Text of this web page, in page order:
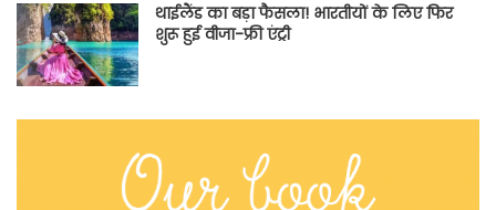
थाईलैंड का बड़ा फैसला! भारतीयों के लिए फिर
शुरू हुई वीजा-फ्री एंट्री